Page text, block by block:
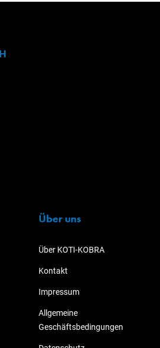
Über uns
Über KOTI-KOBRA
Kontakt
Impressum
Allgemeine
Geschäftsbedingungen